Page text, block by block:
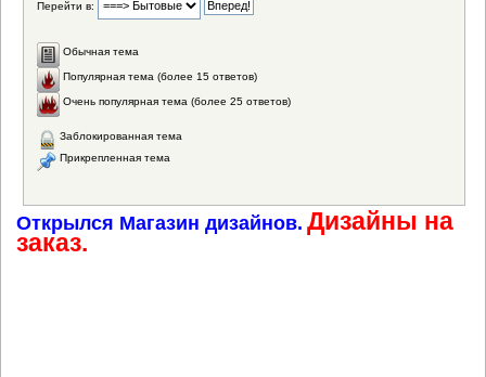
Перейти в:
Обычная тема
Популярная тема (более 15 ответов)
Очень популярная тема (более 25 ответов)
Заблокированная тема
Прикрепленная тема
Открылся Магазин дизайнов. Дизайны на
заказ.